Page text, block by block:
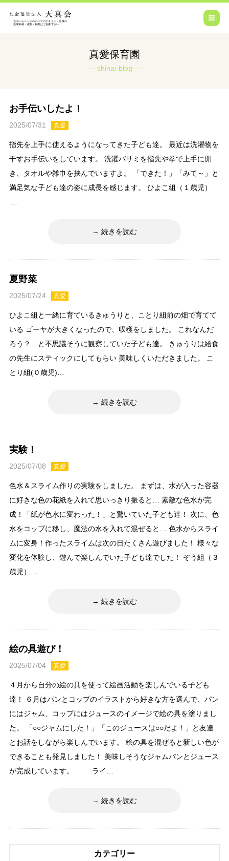
真愛保育園
shinai-blog
お手伝いしたよ！
2025/07/31 真愛
指先を上手に使えるようになってきた子ども達。 最近は洗濯物を
干すお手伝いをしています。 洗濯バサミを指先や拳で上手に開
き、タオルや雑巾を挟んでいますよ。 「できた！」「みて～」と
満足気な子ども達の姿に成長を感じます。 ひよこ組（１歳児）
続きを読む
夏野菜
2025/07/24 真愛
ひよこ組と一緒に育ているきゅうりと、ことり組前の畑で育てて
いる ゴーヤが大きくなったので、収穫をしました。 これなんだ
ろう？ と不思議そうに観察していた子ども達。 きゅうりは給食
の先生にスティックにしてもらい 美味しくいただきました。 こ
とり組(０歳児)…
続きを読む
実験！
2025/07/08 真愛
色水＆スライム作りの実験をしました。 まずは、水が入った容器
に好きな色の花紙を入れて思いっきり振ると… 素敵な色水が完
成！「紙が色水に変わった！」と驚いていた子ども達！ 次に、色
水をコップに移し、魔法の水を入れて混ぜると… 色水からスライ
ムに変身！作ったスライムは次の日たくさん遊びました！ 様々な
変化を体験し、遊んで楽しんでいた子ども達でした！ ぞう組（３
歳児）…
続きを読む
絵の具遊び！
2025/07/04 真愛
４月から自分の絵の具を使って絵画活動を楽しんでいる子ども
達！ ６月はパンとコップのイラストから好きな方を選んで、パン
にはジャム、コップにはジュースのイメージで絵の具を塗りまし
た。 「○○ジャムにした！」「このジュースは○○だよ！」と友達
とお話をしながら楽しんでいます。 絵の具を混ぜると新しい色が
できることも発見しました！ 美味しそうなジャムパンとジュース
が完成しています。 ライ…
続きを読む
カテゴリー